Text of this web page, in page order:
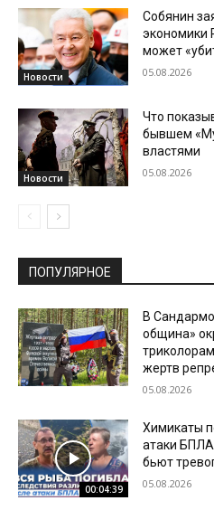
Новости
Собянин
экономики
может
05.08.2026
Новости
Что
бывшем
властями
05.08.2026
ПОПУЛЯРНОЕ
В
община»
жертв
05.08.2026
00:04:39
Химикаты
атаки
бьют
05.08.2026